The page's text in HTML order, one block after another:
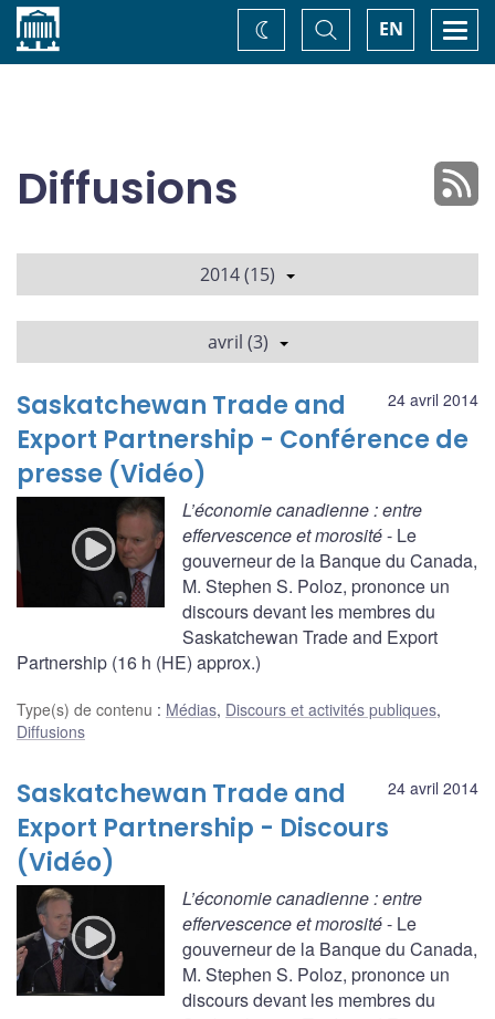
Accueil EN
Basculer
la
recherche
Changez
de
Diffusions
2014 (15)
avril (3)
24 avril 2014
Saskatchewan Trade and
Export Partnership - Conférence de
presse (Vidéo)
L’économie canadienne : entre
effervescence et morosité- Le
gouverneur de la Banque du Canada,
M. Stephen S. Poloz, prononce un
discours devant les membres du
Saskatchewan Trade and Export
Partnership (16 h (HE) approx.)
Type(s) de contenu : Médias, Discours et activités publiques,
Diffusions
24 avril 2014
Saskatchewan Trade and
Export Partnership - Discours
(Vidéo)
L’économie canadienne : entre
effervescence et morosité- Le
gouverneur de la Banque du Canada,
M. Stephen S. Poloz, prononce un
discours devant les membres du